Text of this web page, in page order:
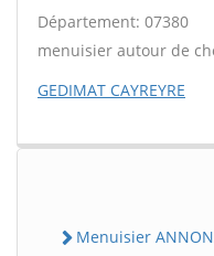
Département: 07380
menuisier autour de
GEDIMAT CAYREYRE
Menuisier